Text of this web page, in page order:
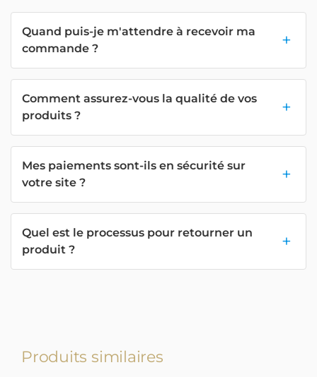
Quand puis-je m'attendre à recevoir ma
commande ?
Comment assurez-vous la qualité de vos
produits ?
Mes paiements sont-ils en sécurité sur
votre site ?
Quel est le processus pour retourner un
produit ?
Produits similaires